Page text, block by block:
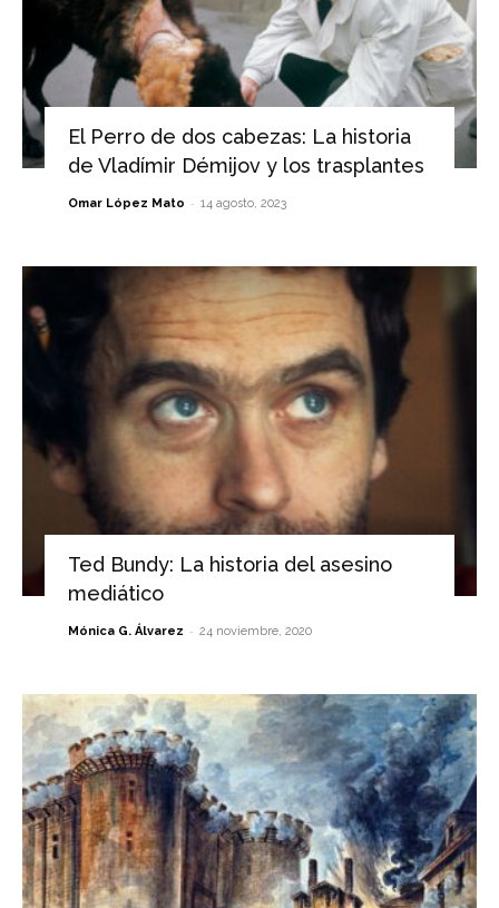
El Perro de dos cabezas: La historia
de Vladímir Démijov y los trasplantes
Omar López Mato - 14 agosto, 2023
Ted Bundy: La historia del asesino
mediático
Mónica G. Álvarez - 24 noviembre, 2020